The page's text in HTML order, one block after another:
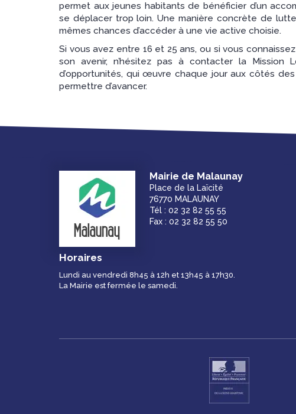
permet aux jeunes habitants de bénéficier d’un
se déplacer trop loin. Une manière concrète de
mêmes chances d’accéder à une vie active choisie.
Si vous avez entre 16 et 25 ans, ou si vous
son avenir, n’hésitez pas à contacter la Mission
d’opportunités, qui œuvre chaque jour aux côtés
permettre d’avancer.
Mairie de Malaunay
Place de la Laïcité
76770 MALAUNAY
Tél : 02 32 82 55 55
Fax : 02 32 82 55 50
Horaires
Lundi au vendredi 8h45 à 12h et 13h45 à 17h30.
La Mairie est fermée le samedi.